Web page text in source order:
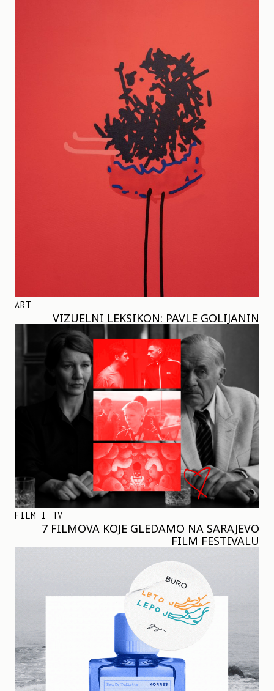
ART
VIZUELNI LEKSIKON: PAVLE GOLIJANIN
FILM I TV
7 FILMOVA KOJE GLEDAMO NA SARAJEVO
FILM FESTIVALU